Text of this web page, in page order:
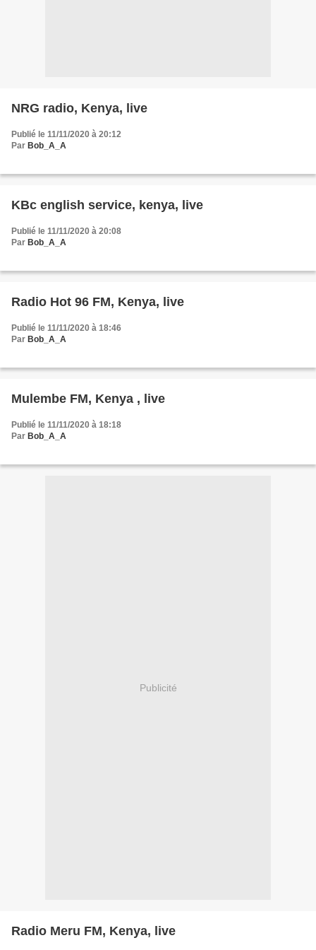
NRG radio, Kenya, live
Publié le 11/11/2020 à 20:12
Par Bob_A_A
KBc english service, kenya, live
Publié le 11/11/2020 à 20:08
Par Bob_A_A
Radio Hot 96 FM, Kenya, live
Publié le 11/11/2020 à 18:46
Par Bob_A_A
Mulembe FM, Kenya , live
Publié le 11/11/2020 à 18:18
Par Bob_A_A
Publicité
Radio Meru FM, Kenya, live